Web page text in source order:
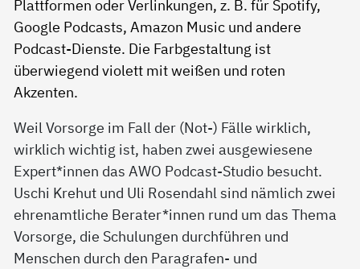
Weil Vorsorge im Fall der (Not-) Fälle wirklich,
wirklich wichtig ist, haben zwei ausgewiesene
Expert*innen das AWO Podcast-Studio besucht.
Uschi Krehut und Uli Rosendahl sind nämlich zwei
ehrenamtliche Berater*innen rund um das Thema
Vorsorge, die Schulungen durchführen und
Menschen durch den Paragrafen- und